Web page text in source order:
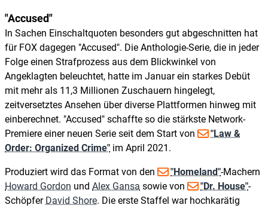
"Accused"
In Sachen Einschaltquoten besonders gut abgeschnitten hat
für FOX dagegen "Accused". Die Anthologie-Serie, die in jeder
Folge einen Strafprozess aus dem Blickwinkel von
Angeklagten beleuchtet, hatte im Januar ein starkes Debüt
mit mehr als 11,3 Millionen Zuschauern hingelegt,
zeitversetztes Ansehen über diverse Plattformen hinweg mit
einberechnet. "Accused" schaffte so die stärkste Network-
Premiere einer neuen Serie seit dem Start von
"Law &
Order: Organized Crime" im April 2021.
Produziert wird das Format von den "Homeland"-Machern
Howard Gordon und Alex Gansa sowie von "Dr. House"-
Schöpfer David Shore. Die erste Staffel war hochkarätig